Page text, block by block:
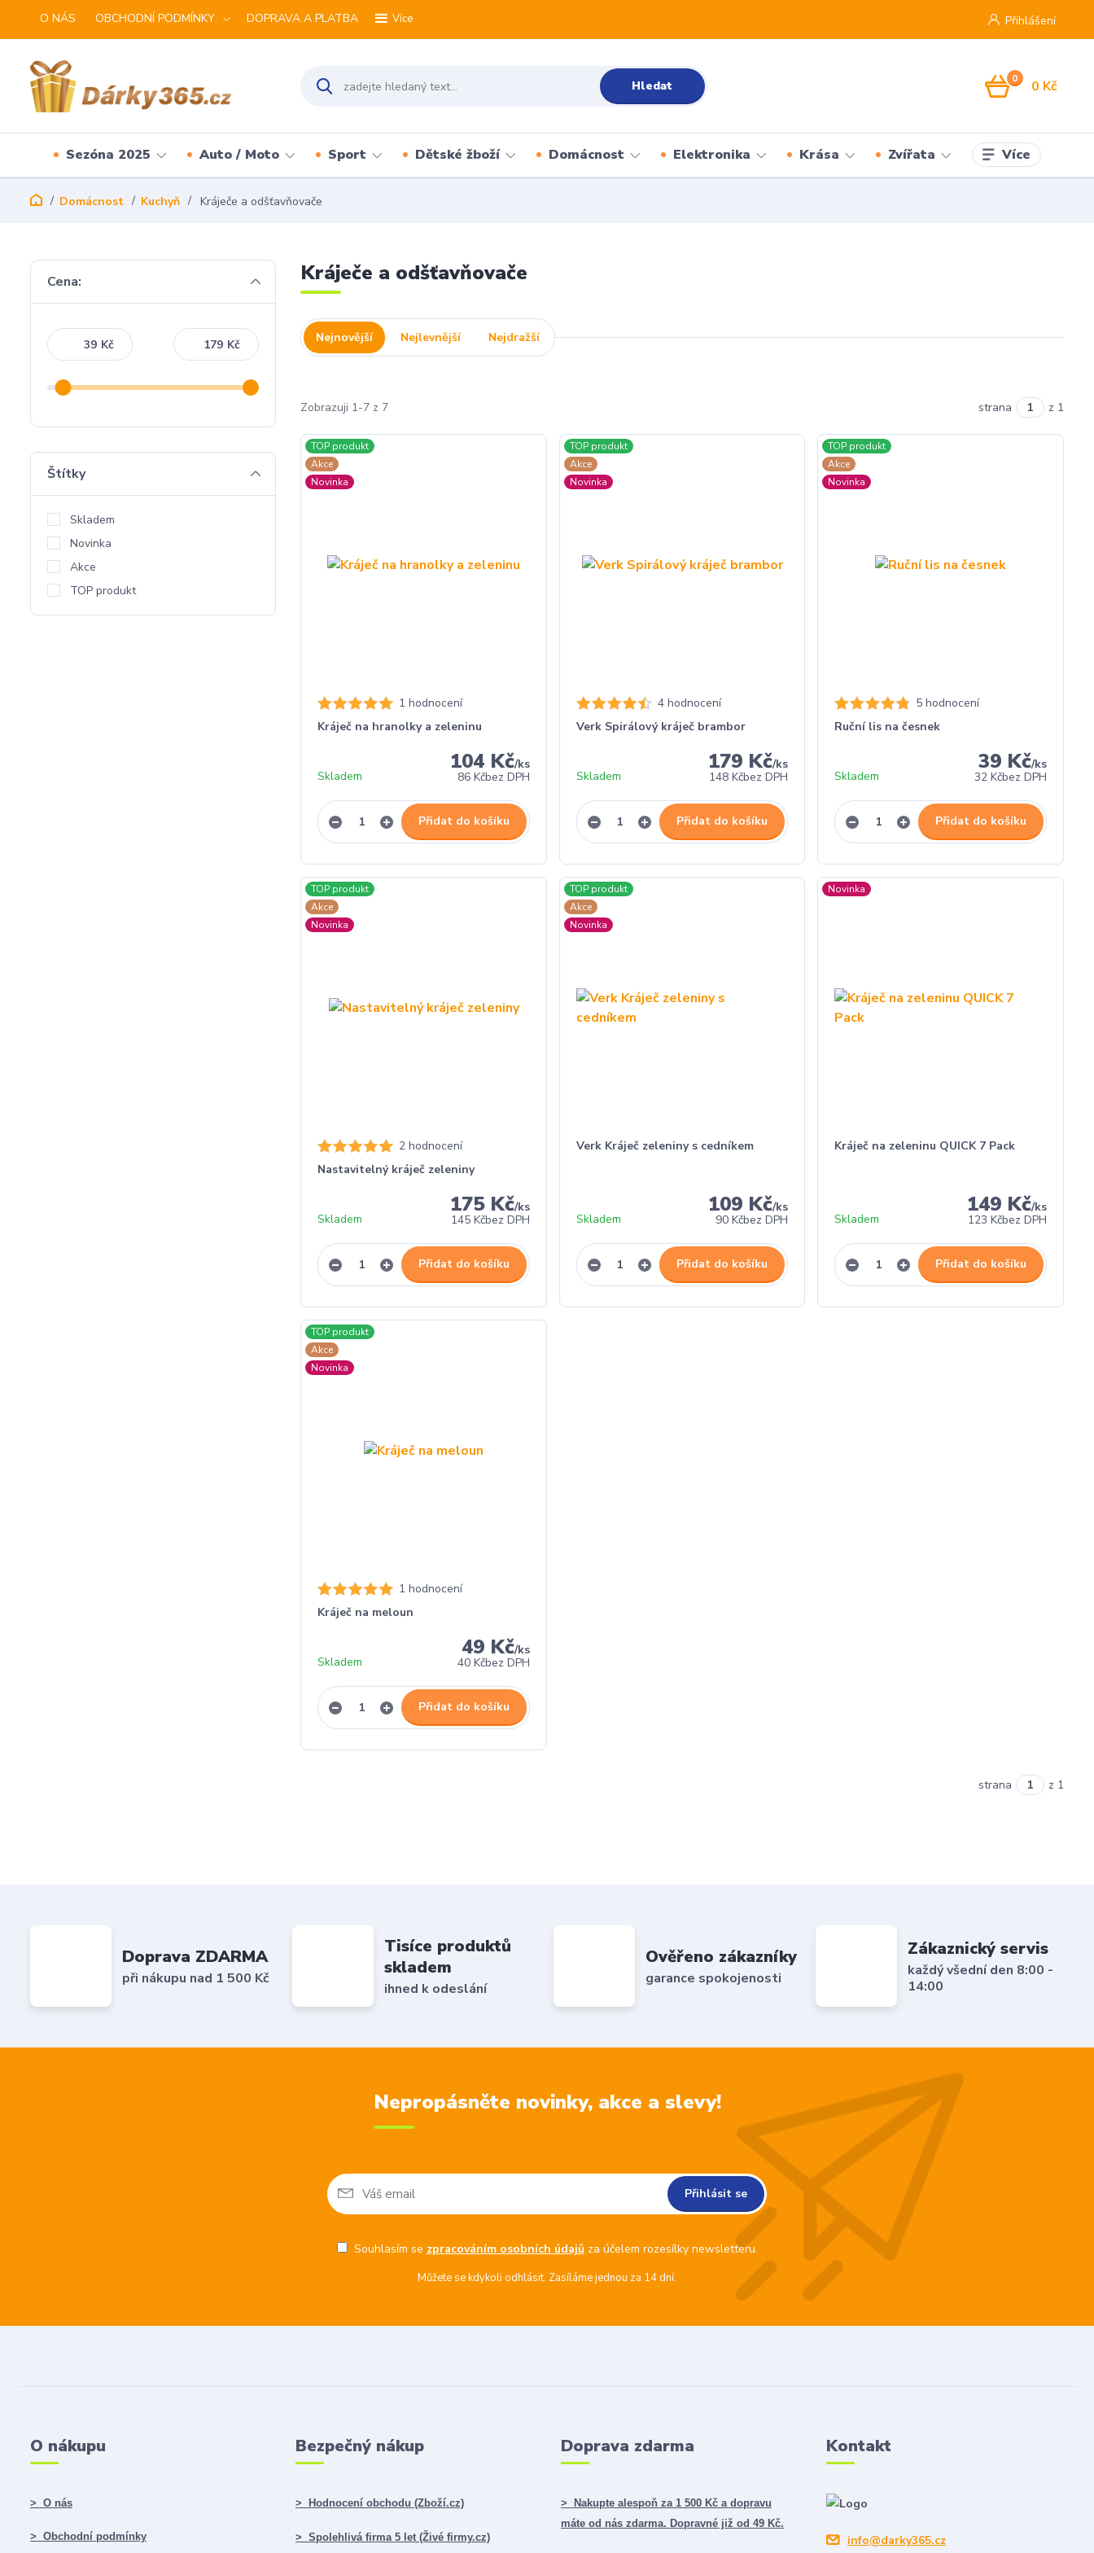
O NÁS OBCHODNÍ PODMÍNKY DOPRAVA A PLATBA Více Přihlášení
Hledat 0 0 Kč
Sezóna 2025 Auto / Moto Sport Dětské žboží Domácnost Elektronika Krása Zvířata Více
Domácnost Kuchyň Kráječe a odšťavňovače
Kráječe a odšťavňovače
Nejnovější Nejlevnější Nejdražší
Zobrazuji 1-7 z 7 strana z 1
TOP produkt
Akce
Novinka
1 hodnocení
Kráječ na hranolky a zeleninu
104 Kč/ks
86 Kčbez DPH
Skladem
Přidat do košíku
TOP produkt
Akce
Novinka
4 hodnocení
Verk Spirálový kráječ brambor
179 Kč/ks
148 Kčbez DPH
Skladem
Přidat do košíku
TOP produkt
Akce
Novinka
5 hodnocení
Ruční lis na česnek
39 Kč/ks
32 Kčbez DPH
Skladem
Přidat do košíku
TOP produkt
Akce
Novinka
2 hodnocení
Nastavitelný kráječ zeleniny
175 Kč/ks
145 Kčbez DPH
Skladem
Přidat do košíku
TOP produkt
Akce
Novinka
Verk Kráječ zeleniny s cedníkem
109 Kč/ks
90 Kčbez DPH
Skladem
Přidat do košíku
Novinka
Kráječ na zeleninu QUICK 7 Pack
149 Kč/ks
123 Kčbez DPH
Skladem
Přidat do košíku
TOP produkt
Akce
Novinka
1 hodnocení
Kráječ na meloun
49 Kč/ks
40 Kčbez DPH
Skladem
Přidat do košíku
strana z 1
Cena:
Kč Kč
Štítky
Skladem
Novinka
Akce
TOP produkt
Doprava ZDARMA
při nákupu nad 1 500 Kč
Tisíce produktů
skladem
ihned k odeslání
Ověřeno zákazníky
garance spokojenosti
Zákaznický servis
každý všední den 8:00 -
14:00
Nepropásněte novinky, akce a slevy!
Přihlásit se
Souhlasím se zpracováním osobních údajůza účelem rozesílky newsletteru.
Můžete se kdykoli odhlásit. Zasíláme jednou za 14 dní.
O nákupu
> O nás
> Obchodní podmínky
Bezpečný nákup
> Hodnocení obchodu (Zboží.cz)
> Spolehlivá firma 5 let (Živé firmy.cz)
Doprava zdarma
> Nakupte alespoň za 1 500 Kč a dopravu
máte od nás zdarma. Dopravné již od 49 Kč.
Kontakt
info@darky365.cz